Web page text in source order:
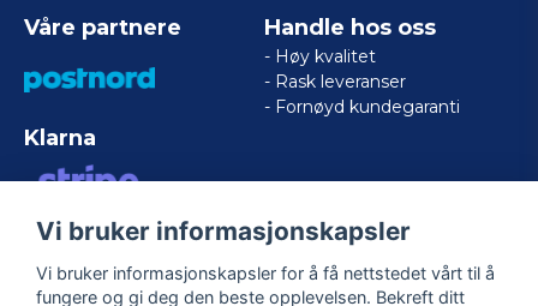
Våre partnere
Klarna
VISA/MASTERCARD/AMERICAN
Handle hos oss
- Høy kvalitet
- Rask leveranser
- Fornøyd kundegaranti
Vi bruker informasjonskapsler
Vi bruker informasjonskapsler for å få nettstedet vårt til å
fungere og gi deg den beste opplevelsen. Bekreft ditt